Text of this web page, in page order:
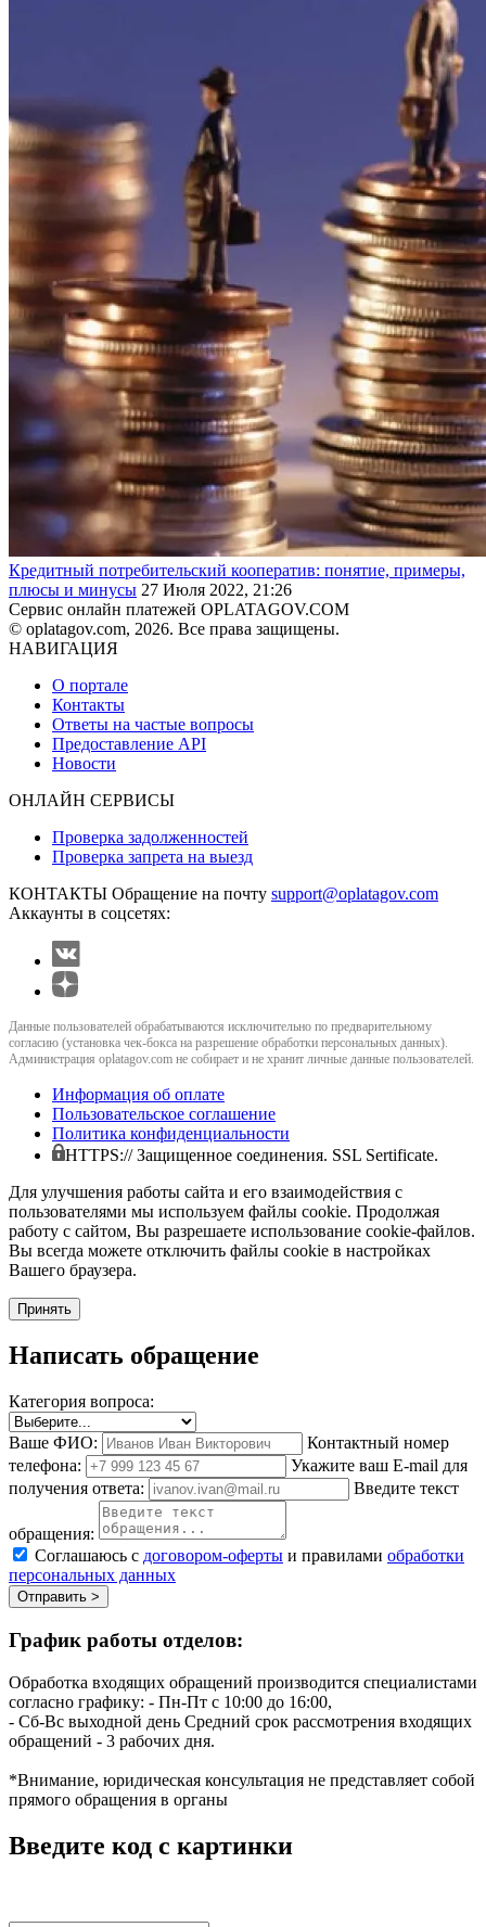
Кредитный потребительский кооператив: понятие, примеры,
плюсы и минусы 27 Июля 2022, 21:26
Сервис онлайн платежей OPLATAGOV.COM
© oplatagov.com, 2026. Все права защищены.
НАВИГАЦИЯ
О портале
Контакты
Ответы на частые вопросы
Предоставление API
Новости
ОНЛАЙН СЕРВИСЫ
Проверка задолженностей
Проверка запрета на выезд
КОНТАКТЫ Обращение на почту support@oplatagov.com
Аккаунты в соцсетях:
Данные пользователей обрабатываются исключительно по предварительному
согласию (установка чек-бокса на разрешение обработки персональных данных).
Администрация oplatagov.com не собирает и не хранит личные данные пользователей.
Информация об оплате
Пользовательское соглашение
Политика конфиденциальности
HTTPS:// Защищенное соединения. SSL Sertificate.
Для улучшения работы сайта и его взаимодействия с
пользователями мы используем файлы cookie. Продолжая
работу с сайтом, Вы разрешаете использование cookie-файлов.
Вы всегда можете отключить файлы cookie в настройках
Вашего браузера.
Принять
Написать обращение
Категория вопроса:
Ваше ФИО:
Контактный номер
телефона:
Укажите ваш E-mail для
получения ответа:
Введите текст
обращения:
Соглашаюсь с договором-оферты и правилами обработки
персональных данных
Отправить >
График работы отделов:
Обработка входящих обращений производится специалистами
согласно графику: - Пн-Пт с 10:00 до 16:00,
- Сб-Вс выходной день Средний срок рассмотрения входящих
обращений - 3 рабочих дня.
*Внимание, юридическая консультация не представляет собой
прямого обращения в органы
Введите код с картинки